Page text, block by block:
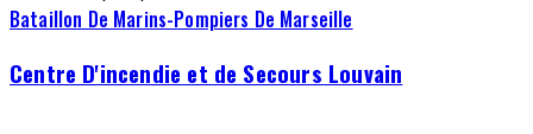
Bataillon De Marins-Pompiers De Marseille
Centre D'incendie et de Secours Louvain